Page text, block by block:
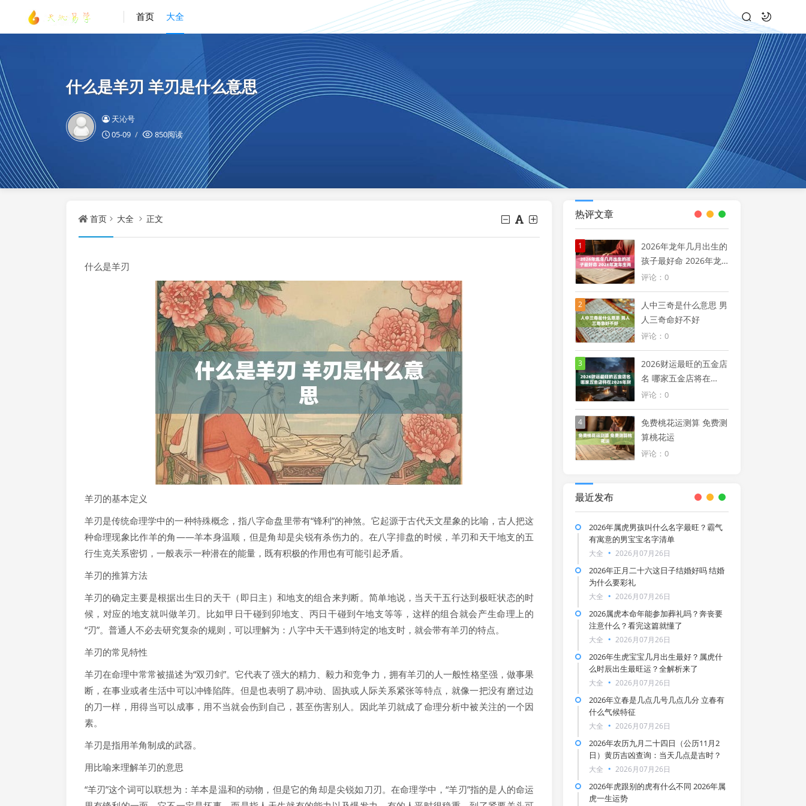
首页 大全
什么是羊刃 羊刃是什么意思
天沁号
05-09
850阅读
首页 大全 正文
什么是羊刃
羊刃的基本定义
羊刃是传统命理学中的一种特殊概念，指八字命盘里带有“锋利”的神煞。它起源于古代天文星象的比喻，古人把这
种命理现象比作羊的角——羊本身温顺，但是角却是尖锐有杀伤力的。在八字排盘的时候，羊刃和天干地支的五
行生克关系密切，一般表示一种潜在的能量，既有积极的作用也有可能引起矛盾。
羊刃的推算方法
羊刃的确定主要是根据出生日的天干（即日主）和地支的组合来判断。简单地说，当天干五行达到极旺状态的时
候，对应的地支就叫做羊刃。比如甲日干碰到卯地支、丙日干碰到午地支等等，这样的组合就会产生命理上的
“刃”。普通人不必去研究复杂的规则，可以理解为：八字中天干遇到特定的地支时，就会带有羊刃的特点。
羊刃的常见特性
羊刃在命理中常常被描述为“双刃剑”。它代表了强大的精力、毅力和竞争力，拥有羊刃的人一般性格坚强，做事果
断，在事业或者生活中可以冲锋陷阵。但是也表明了易冲动、固执或人际关系紧张等特点，就像一把没有磨过边
的刀一样，用得当可以成事，用不当就会伤到自己，甚至伤害别人。因此羊刃就成了命理分析中被关注的一个因
素。
羊刃是指用羊角制成的武器。
用比喻来理解羊刃的意思
“羊刃”这个词可以联想为：羊本是温和的动物，但是它的角却是尖锐如刀刃。在命理学中，“羊刃”指的是人的命运
热评文章
1
2026年龙年几月出生的
孩子最好命 2026年龙
年生肖最吉月份
评论：0
2
人中三奇是什么意思 男
人三奇命好不好
评论：0
3
2026财运最旺的五金店
名 哪家五金店将在
2026年财运最旺
评论：0
4
免费桃花运测算 免费测
算桃花运
评论：0
最近发布
2026年属虎男孩叫什么名字最旺？霸气
有寓意的男宝宝名字清单
大全 2026月07月26日
2026年正月二十六这日子结婚好吗 结婚
为什么要彩礼
大全 2026月07月26日
2026属虎本命年能参加葬礼吗？奔丧要
注意什么？看完这篇就懂了
大全 2026月07月26日
2026年生虎宝宝几月出生最好？属虎什
么时辰出生最旺运？全解析来了
大全 2026月07月26日
2026年立春是几点几号几点几分 立春有
什么气候特征
大全 2026月07月26日
2026年农历九月二十四日（公历11月2
日）黄历吉凶查询：当天几点是吉时？
大全 2026月07月26日
2026年虎跟别的虎有什么不同 2026年属
虎一生运势